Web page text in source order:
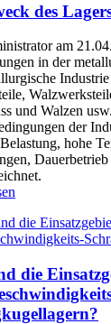
des
am
in der
und Walzen
der
hohe
Dauerbetrieb
die